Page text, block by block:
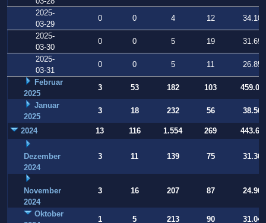
2025-
03-29
0 0 4 12
34.102
2025-
03-30
0 0 5 19
31.698
2025-
03-31
0 0 5 11
26.856
Februar
2025
3 53 182 103
Januar
2025
3 18 232 56 38.506
2024 13 116 1.554 269
Dezember
2024
3 11 139 75 31.364
November
2024
3 16 207 87 24.907
Oktober
1 5 213 90 31.040